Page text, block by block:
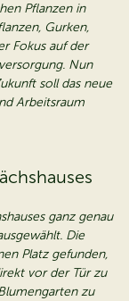
Pflanzen in
Gurken,
Fokus auf der
Nun
soll das neue
Arbeitsraum
ganz genau
Die
Platz gefunden,
vor der Tür zu
zu